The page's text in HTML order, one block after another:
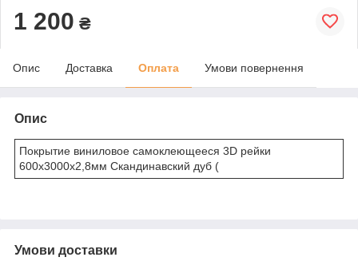
1 200 ₴
Опис Доставка Оплата Умови повернення
Опис
Покрытие виниловое самоклеющееся 3D рейки
600х3000х2,8мм Скандинавский дуб (
Умови доставки